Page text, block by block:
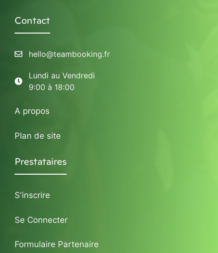
Contact
hello@teambooking.fr
Lundi au Vendredi
9:00 à 18:00
A propos
Plan de site
Prestataires
S'inscrire
Se Connecter
Formulaire Partenaire